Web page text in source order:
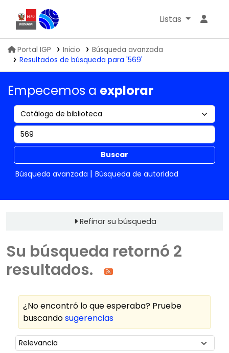
Biblioteca IGP
Listas
Portal IGP Inicio
Búsqueda avanzada
Resultados de búsqueda para '569'
Empecemos a explorar
Buscar
Búsqueda avanzada
Búsqueda de autoridad
Refinar su búsqueda
Su búsqueda retornó 2
resultados.
¿No encontró lo que esperaba? Pruebe
buscandosugerencias
Ordenar
Ordenar por: